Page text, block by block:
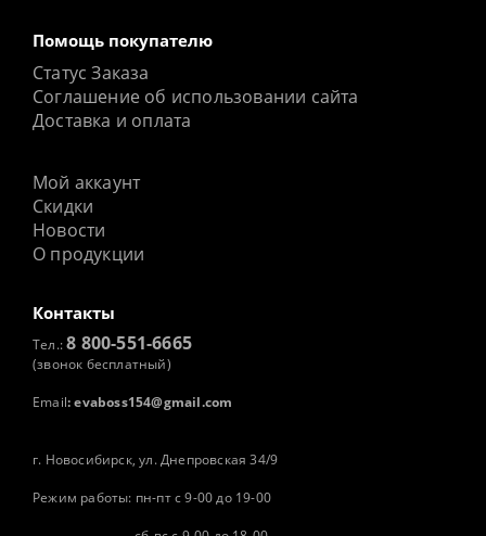
Помощь покупателю
Статус Заказа
Соглашение об использовании сайта
Доставка и оплата
Мой аккаунт
Скидки
Новости
О продукции
Контакты
Тел.:8 800-551-6665
(звонок бесплатный)
Email: evaboss154@gmail.com
г. Новосибирск, ул. Днепровская 34/9
Режим работы: пн-пт с 9-00 до 19-00